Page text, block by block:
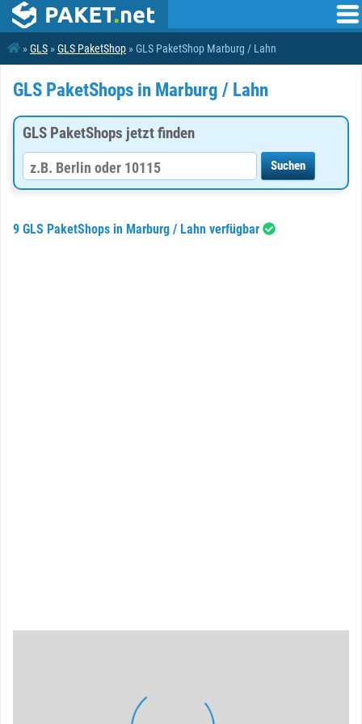
»GLS »GLS PaketShop » GLS PaketShop Marburg / Lahn
GLS PaketShops in Marburg / Lahn
GLS PaketShops jetzt finden
9 GLS PaketShops in Marburg / Lahn verfügbar